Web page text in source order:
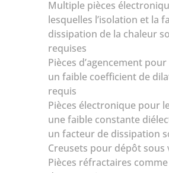
Multiple pièces
lesquelles l’isolation et la
dissipation de la chaleur
requises
Pièces d’agencement
un faible coefficient de
requis
Pièces électronique pour
une faible constante
un facteur de dissipation
Creusets pour dépôt sous
Pièces réfractaires